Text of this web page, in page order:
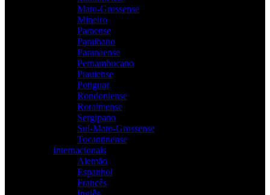
Mato-Grossense
Mineiro
Paraense
Paraibano
Paranaense
Pernambucano
Piauiense
Potiguar
Rondoniense
Roraimense
Sergipano
Sul-Mato-Grossense
Tocantinense
Internacionais
Alemão
Espanhol
Francês